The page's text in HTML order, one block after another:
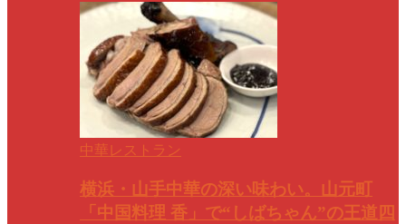
中華レストラン
横浜・山手中華の深い味わい。山元町
「中国料理 香」で“しばちゃん”の王道四